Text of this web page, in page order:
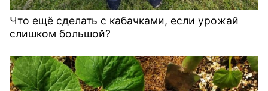
Что ещё сделать с кабачками, если урожай
слишком большой?